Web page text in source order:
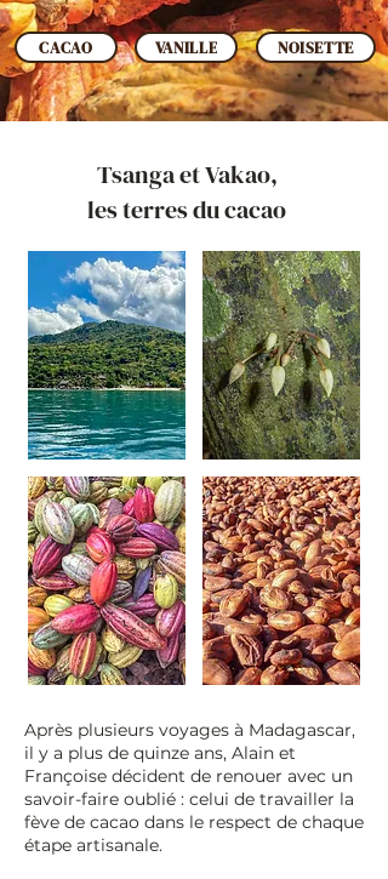
CACAO VANILLE NOISETTE
Tsanga et Vakao,
les terres du cacao
Après plusieurs voyages à Madagascar,
il y a plus de quinze ans, Alain et
Françoise décident de renouer avec un
savoir-faire oublié : celui de travailler la
fève de cacao dans le respect de chaque
étape artisanale.